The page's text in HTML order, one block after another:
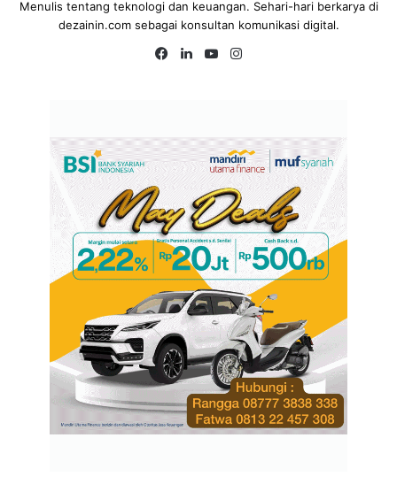
Menulis tentang teknologi dan keuangan. Sehari-hari berkarya di
dezainin.com sebagai konsultan komunikasi digital.
Fa
Lin
Yo